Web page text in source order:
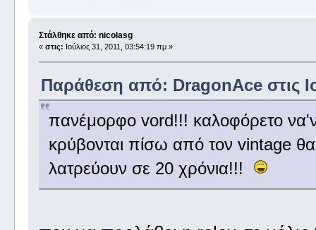
Στάλθηκε από: nicolasg
« στις: Ιούλιος 31, 2011, 03:54:19 πμ »
Παράθεση από: DragonAce στις
πανέμορφο vord!!! καλοφόρετο
κρύβονται πίσω από τον vintage
λατρεύουν σε 20 χρόνια!!!